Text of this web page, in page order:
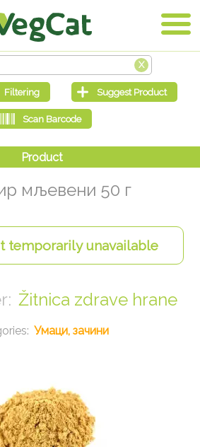
мљевени 50 г
Žitnica zdrave hrane
Умаци, зачини